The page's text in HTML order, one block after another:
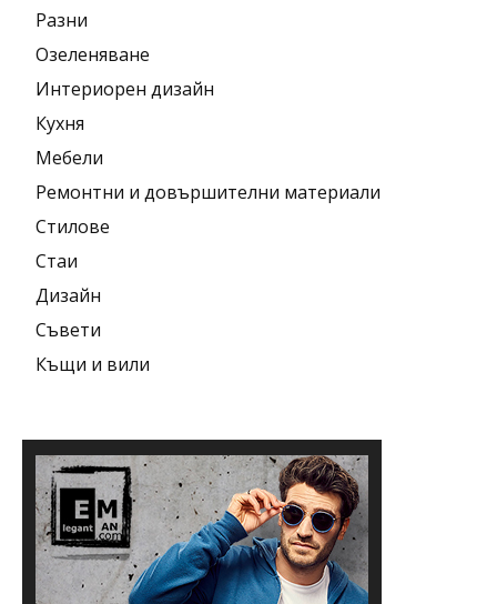
Разни
Озеленяване
Интериорен дизайн
Кухня
Мебели
Ремонтни и довършителни материали
Стилове
Стаи
Дизайн
Съвети
Къщи и вили